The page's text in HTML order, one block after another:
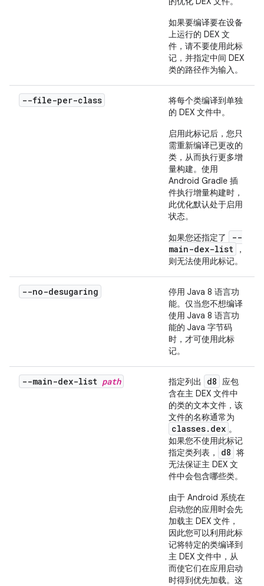
如果要编译要在设备
上运行的 DEX 文
件，请不要使用此标
记，并指定中间 DEX
类的路径作为输入。
--file-per-class
将每个类编译到单独
的 DEX 文件中。
启用此标记后，您只
需重新编译已更改的
类，从而执行更多增
量构建。使用
Android Gradle 插
件执行增量构建时，
此优化默认处于启用
状态。
如果您还指定了
--
main-dex-list
，
则无法使用此标记。
--no-desugaring
停用 Java 8 语言功
能。仅当您不想编译
使用 Java 8 语言功
能的 Java 字节码
时，才可使用此标
记。
--main-dex-list path 指定列出 d8
应包
含在主 DEX 文件中
的类的文本文件，该
文件的名称通常为
classes.dex 。
如果您不使用此标记
指定类列表，
d8 将
无法保证主 DEX 文
件中会包含哪些类。
由于 Android 系统在
启动您的应用时会先
加载主 DEX 文件，
因此您可以利用此标
记将特定的类编译到
主 DEX 文件中，从
而使它们在应用启动
时得到优先加载。这